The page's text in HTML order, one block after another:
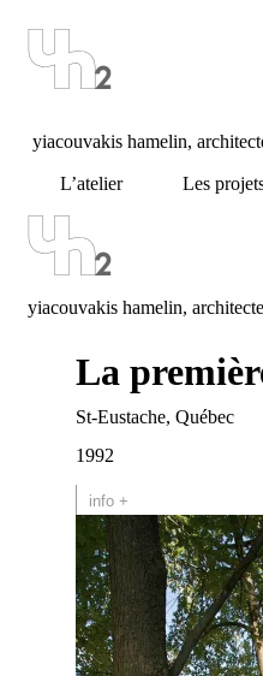
yiacouvakis hamelin,
L’atelier Les
yiacouvakis hamelin,
La
St-Eustache, Québec
1992
info +